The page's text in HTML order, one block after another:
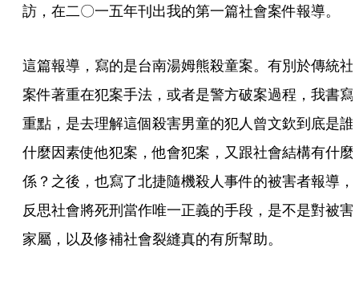
訪，在二〇一五年刊出我的第一篇社會案件報導。
這篇報導，寫的是台南湯姆熊殺童案。有別於傳統社
案件著重在犯案手法，或者是警方破案過程，我書寫
重點，是去理解這個殺害男童的犯人曾文欽到底是誰
什麼因素使他犯案，他會犯案，又跟社會結構有什麼
係？之後，也寫了北捷隨機殺人事件的被害者報導，
反思社會將死刑當作唯一正義的手段，是不是對被害
家屬，以及修補社會裂縫真的有所幫助。